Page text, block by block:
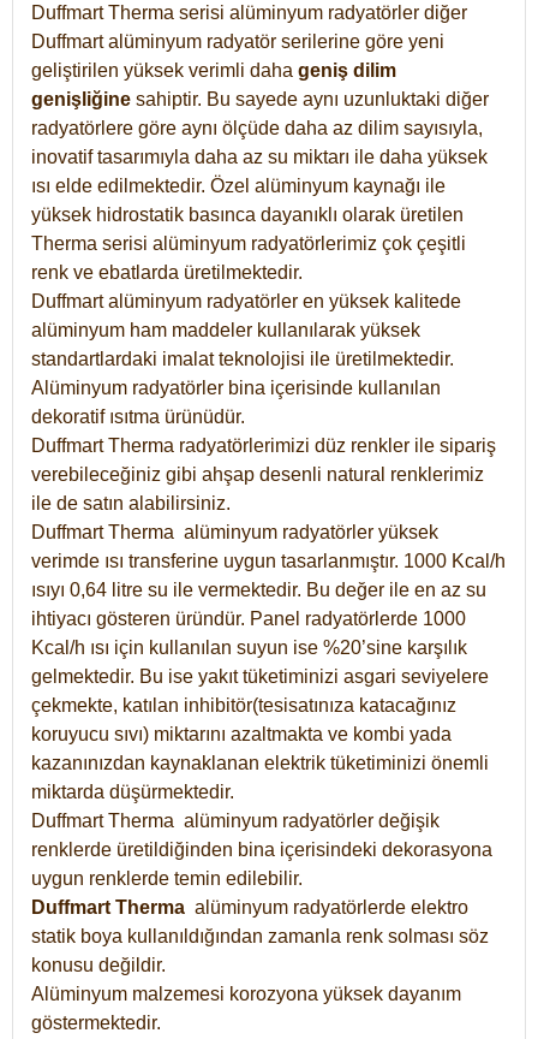
Duffmart Therma serisi alüminyum radyatörler diğer
Duffmart alüminyum radyatör serilerine göre yeni
geliştirilen yüksek verimli daha geniş dilim
genişliğine sahiptir. Bu sayede aynı uzunluktaki diğer
radyatörlere göre aynı ölçüde daha az dilim sayısıyla,
inovatif tasarımıyla daha az su miktarı ile daha yüksek
ısı elde edilmektedir. Özel alüminyum kaynağı ile
yüksek hidrostatik basınca dayanıklı olarak üretilen
Therma serisi alüminyum radyatörlerimiz çok çeşitli
renk ve ebatlarda üretilmektedir.
Duffmart alüminyum radyatörler en yüksek kalitede
alüminyum ham maddeler kullanılarak yüksek
standartlardaki imalat teknolojisi ile üretilmektedir.
Alüminyum radyatörler bina içerisinde kullanılan
dekoratif ısıtma ürünüdür.
Duffmart Therma radyatörlerimizi düz renkler ile sipariş
verebileceğiniz gibi ahşap desenli natural renklerimiz
ile de satın alabilirsiniz.
Duffmart Therma alüminyum radyatörler yüksek
verimde ısı transferine uygun tasarlanmıştır. 1000 Kcal/h
ısıyı 0,64 litre su ile vermektedir. Bu değer ile en az su
ihtiyacı gösteren üründür. Panel radyatörlerde 1000
Kcal/h ısı için kullanılan suyun ise %20’sine karşılık
gelmektedir. Bu ise yakıt tüketiminizi asgari seviyelere
çekmekte, katılan inhibitör(tesisatınıza katacağınız
koruyucu sıvı) miktarını azaltmakta ve kombi yada
kazanınızdan kaynaklanan elektrik tüketiminizi önemli
miktarda düşürmektedir.
Duffmart Therma alüminyum radyatörler değişik
renklerde üretildiğinden bina içerisindeki dekorasyona
uygun renklerde temin edilebilir.
Duffmart Therma alüminyum radyatörlerde elektro
statik boya kullanıldığından zamanla renk solması söz
konusu değildir.
Alüminyum malzemesi korozyona yüksek dayanım
göstermektedir.